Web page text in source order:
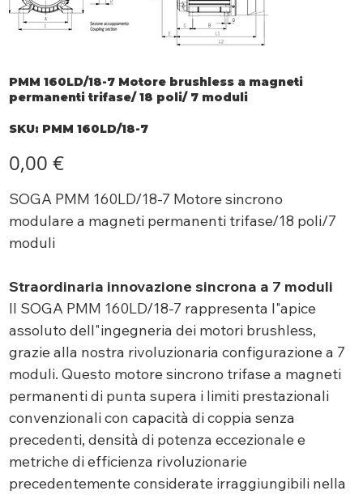
PMM 160LD/18-7 Motore brushless a magneti
permanenti trifase/ 18 poli/ 7 moduli
SKU: SKU
PMM
PMM 160LD/18-7
0,00 €
SOGA PMM 160LD/18-7 Motore sincrono
modulare a magneti permanenti trifase/18 poli/7
moduli
Straordinaria innovazione sincrona a 7 moduli
Il SOGA PMM 160LD/18-7 rappresenta l"apice
assoluto dell"ingegneria dei motori brushless,
grazie alla nostra rivoluzionaria configurazione a 7
moduli. Questo motore sincrono trifase a magneti
permanenti di punta supera i limiti prestazionali
convenzionali con capacità di coppia senza
precedenti, densità di potenza eccezionale e
metriche di efficienza rivoluzionarie
precedentemente considerate irraggiungibili nella